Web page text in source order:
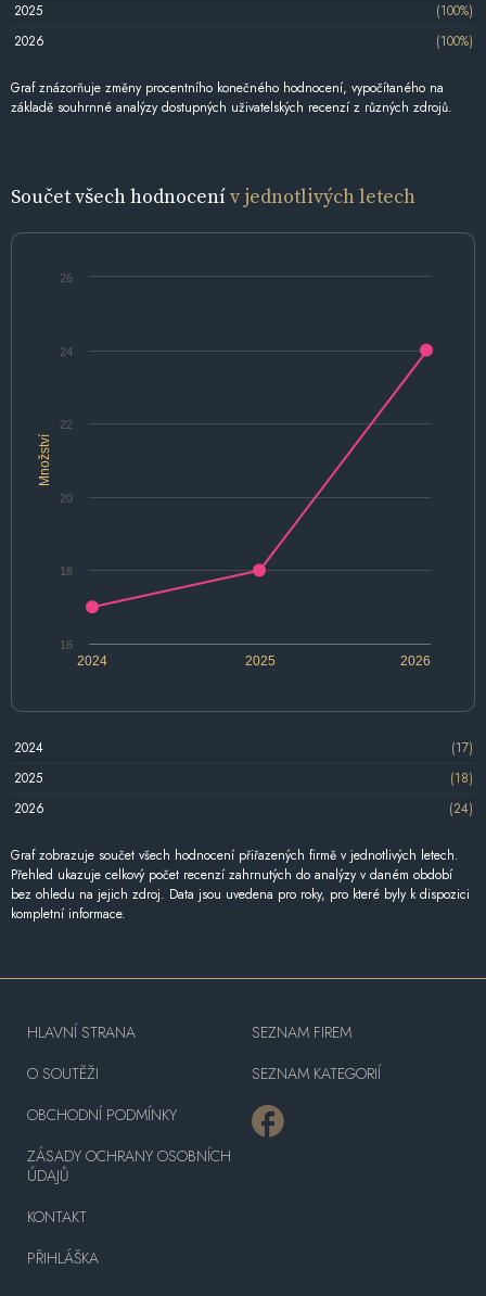
2025
(100%)
2026
(100%)
Graf znázorňuje změny procentního konečného hodnocení, vypočítaného na
základě souhrnné analýzy dostupných uživatelských recenzí z různých zdrojů.
Součet všech hodnocenív jednotlivých letech
Množství
2024 2026
2025
16
18
20
22
24
26
2024
(17)
2025
(18)
2026
(24)
Graf zobrazuje součet všech hodnocení přiřazených firmě v jednotlivých letech.
Přehled ukazuje celkový počet recenzí zahrnutých do analýzy v daném období
bez ohledu na jejich zdroj. Data jsou uvedena pro roky, pro které byly k dispozici
kompletní informace.
HLAVNÍ STRANA
O SOUTĚŽI
OBCHODNÍ PODMÍNKY
ZÁSADY OCHRANY OSOBNÍCH
ÚDAJŮ
KONTAKT
PŘIHLÁŠKA
SEZNAM FIREM
SEZNAM KATEGORIÍ